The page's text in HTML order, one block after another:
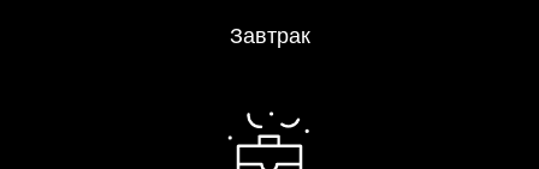
Завтрак